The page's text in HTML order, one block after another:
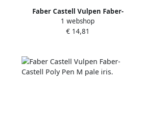
Faber Castell Vulpen Faber-
Castell Poly Pen M zwart
1 webshop
€ 14,81